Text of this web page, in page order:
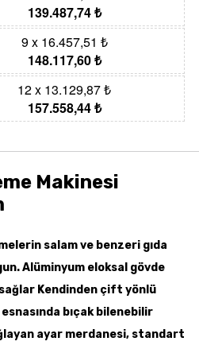
139.487,74 ₺
9 x 16.457,51 ₺
148.117,60 ₺
12 x 13.129,87 ₺
157.558,44 ₺
Makinesi
salam ve benzeri gıda
Alüminyum eloksal gövde
Kendinden çift yönlü
bıçak bilenebilir
ayar merdanesi, standart